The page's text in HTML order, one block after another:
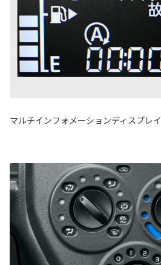
マルチインフォメーションディスプレイ